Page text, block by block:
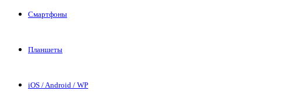
Смартфоны
Планшеты
iOS / Android / WP